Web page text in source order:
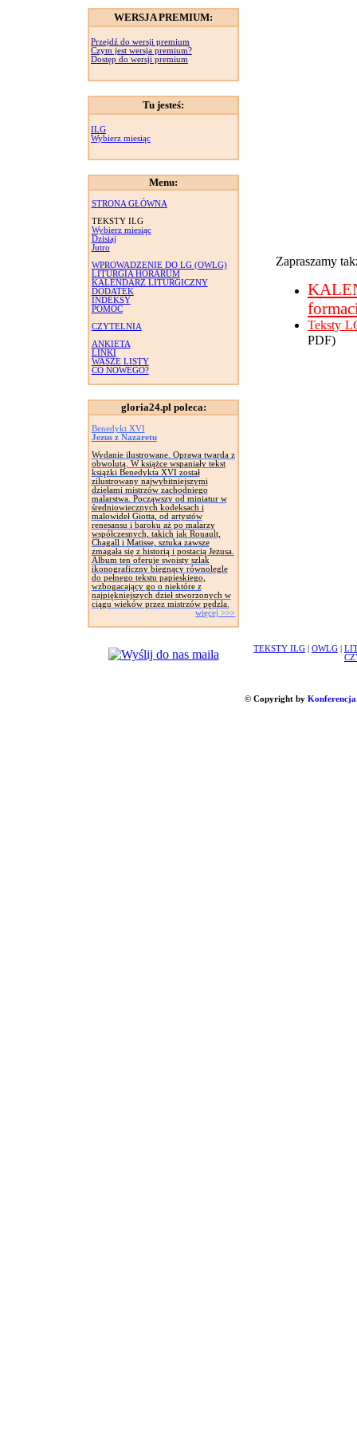
WERSJA PREMIUM:
Przejdź do wersji premium
Czym jest wersja premium?
Dostęp do wersji premium
Tu jesteś:
ILG
Wybierz miesiąc
Menu:
STRONA GŁÓWNA
TEKSTY ILG
Wybierz miesiąc
Dzisiaj
Jutro
WPROWADZENIE DO LG (OWLG)
LITURGIA HORARUM
KALENDARZ LITURGICZNY
DODATEK
INDEKSY
POMOC
CZYTELNIA
ANKIETA
LINKI
WASZE LISTY
CO NOWEGO?
gloria24.pl poleca:
Benedykt XVI
Jezus z Nazaretu
Wydanie ilustrowane. Oprawa twarda z
obwolutą. W książce wspaniały tekst
książki Benedykta XVI został
zilustrowany najwybitniejszymi
dziełami mistrzów zachodniego
malarstwa. Począwszy od miniatur w
średniowiecznych kodeksach i
malowideł Giotta, od artystów
renesansu i baroku aż po malarzy
współczesnych, takich jak Rouault,
Chagall i Matisse, sztuka zawsze
zmagała się z historią i postacią Jezusa.
Album ten oferuje swoisty szlak
ikonograficzny biegnący równolegle
do pełnego tekstu papieskiego,
wzbogacający go o niektóre z
najpiękniejszych dzieł stworzonych w
ciągu wieków przez mistrzów pędzla.
więcej >>>
Zapraszamy
Teksty
PDF)
TEKSTY ILG OWLG
© Copyright by Konferencja